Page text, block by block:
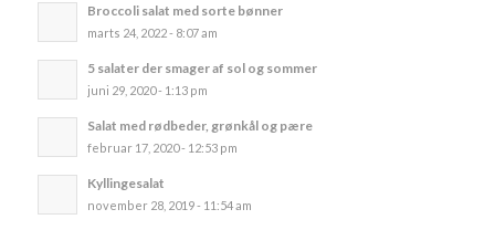
Broccoli salat med sorte bønner
marts 24, 2022 - 8:07 am
5 salater der smager af sol og sommer
juni 29, 2020 - 1:13 pm
Salat med rødbeder, grønkål og pære
februar 17, 2020 - 12:53 pm
Kyllingesalat
november 28, 2019 - 11:54 am